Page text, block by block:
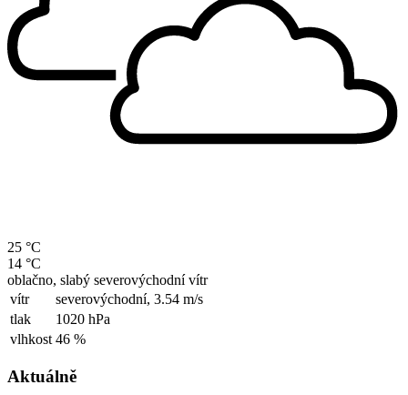
25 °C
14 °C
oblačno, slabý severovýchodní vítr
vítr
severovýchodní, 3.54 m/s
tlak
1020 hPa
vlhkost 46 %
Aktuálně